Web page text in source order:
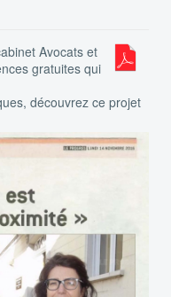
Avocats et
gratuites qui
découvrez ce projet